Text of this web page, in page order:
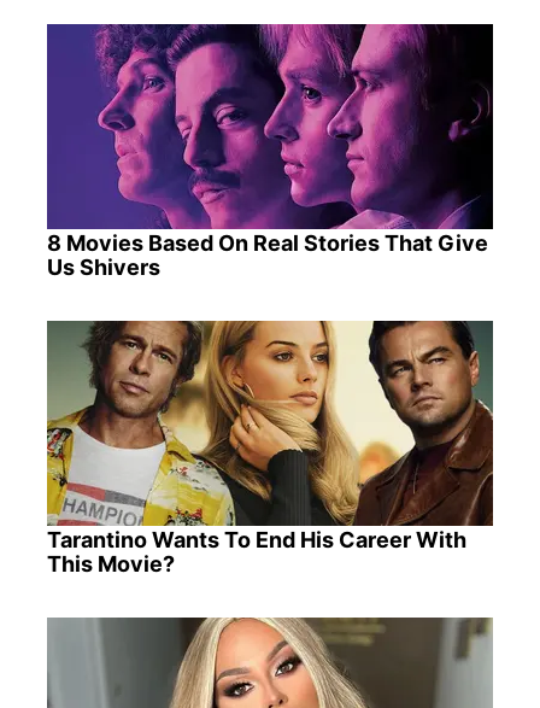
8 Movies Based On Real Stories That Give
Us Shivers
Tarantino Wants To End His Career With
This Movie?